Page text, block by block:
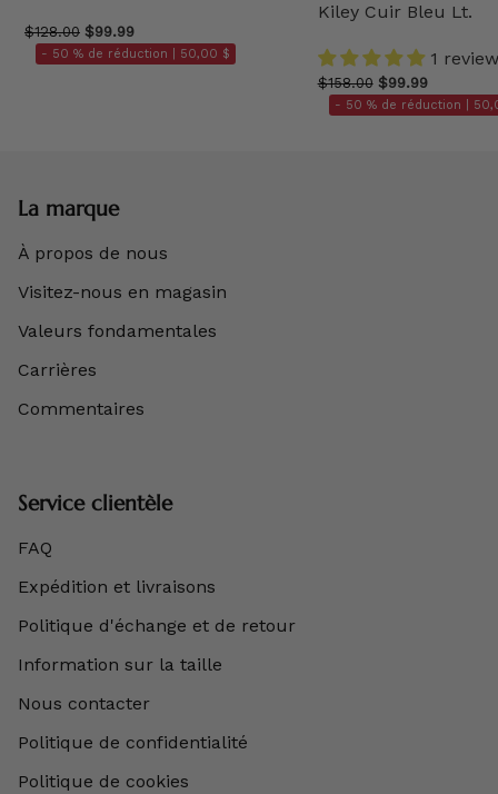
$128.00 $99.99
- 50 % de réduction | 50,00 $
Kiley Cuir Bleu Lt.
1 review
$158.00 $99.99
- 50 % de réduction |
La marque
À propos de nous
Visitez-nous en magasin
Valeurs fondamentales
Carrières
Commentaires
Service clientèle
FAQ
Expédition et livraisons
Politique d'échange et de retour
Information sur la taille
Nous contacter
Politique de confidentialité
Politique de cookies